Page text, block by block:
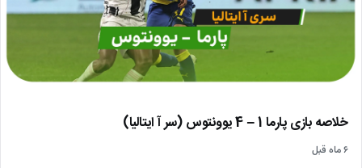
خلاصه بازی پارما 1 – 4 یوونتوس (سر آ ایتالیا)
۶ ماه قبل